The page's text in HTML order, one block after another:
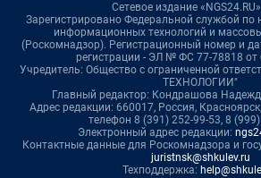
Сетевое издание
Зарегистрировано Федеральной службой по
информационных технологий и
(Роскомнадзор). Регистрационный номер и
регистрации - ЭЛ № ФС 77-78818 от
Учредитель: Общество с ограниченной
ТЕХНОЛОГИИ"
Главный редактор: Кондрашова
Адрес редакции: 660017, Россия,
телефон 8 (391) 252-99-53, 8
Электронный адрес редакции:
Контактные данные для Роскомнадзора и
juristnsk@shkulev.ru
Техподдержка: